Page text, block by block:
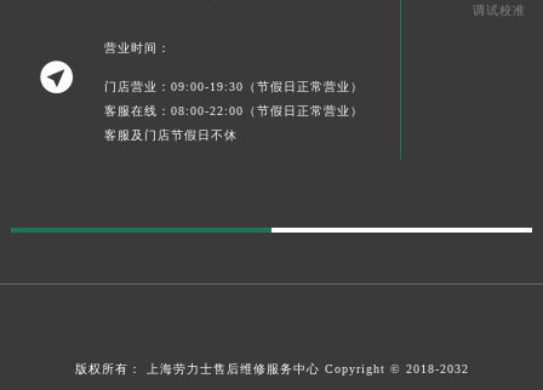

营业时间：
门店营业：09:00-19:30（节假日正常营业）
客服在线：08:00-22:00（节假日正常营业）
客服及门店节假日不休
调试校准
版权所有： 上海劳力士售后维修服务中心 Copyright © 2018-2032